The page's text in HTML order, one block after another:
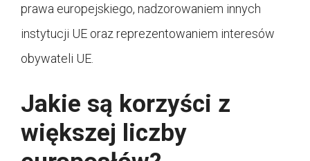
prawa europejskiego, nadzorowaniem innych
instytucji UE oraz reprezentowaniem interesów
obywateli UE.
Jakie są korzyści z
większej liczby